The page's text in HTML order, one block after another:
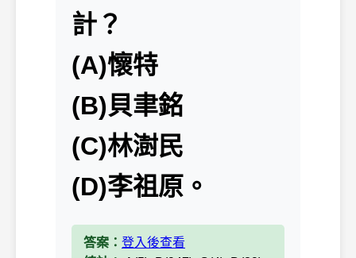
計？
(A)懷特
(B)貝聿銘
(C)林澍民
(D)李祖原。
答案： 登入後查看